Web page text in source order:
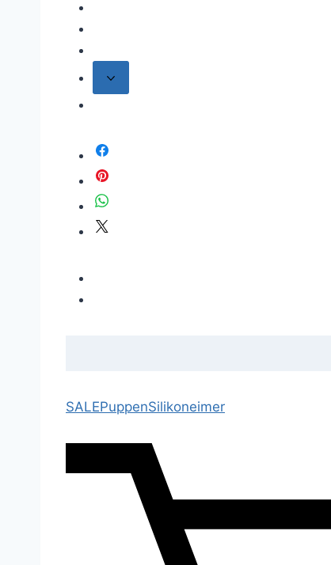
SALEPuppenSilikoneimer